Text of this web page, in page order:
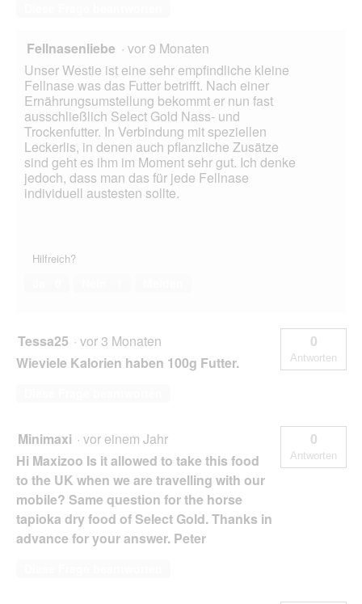
Fellnasenliebe · vor 9 Monaten
Unser Westie ist eine sehr empfindliche kleine
Fellnase was das Futter betrifft. Nach einer
Ernährungsumstellung bekommt er nun fast
ausschließlich Select Gold Nass- und
Trockenfutter. In Verbindung mit speziellen
Leckerlis, in denen auch pflanzliche Zusätze
sind geht es ihm im Moment sehr gut. Ich denke
jedoch, dass man das für jede Fellnase
individuell austesten sollte.
Hilfreich?
Tessa25 · vor 3 Monaten
Wieviele Kalorien haben 100g Futter.
0
Antworten
Minimaxi · vor einem Jahr
Hi Maxizoo Is it allowed to take this food
to the UK when we are travelling with our
mobile? Same question for the horse
tapioka dry food of Select Gold. Thanks in
advance for your answer. Peter
0
Antworten